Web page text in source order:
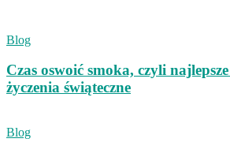
Blog
Czas oswoić smoka, czyli najlepsze
życzenia świąteczne
Blog